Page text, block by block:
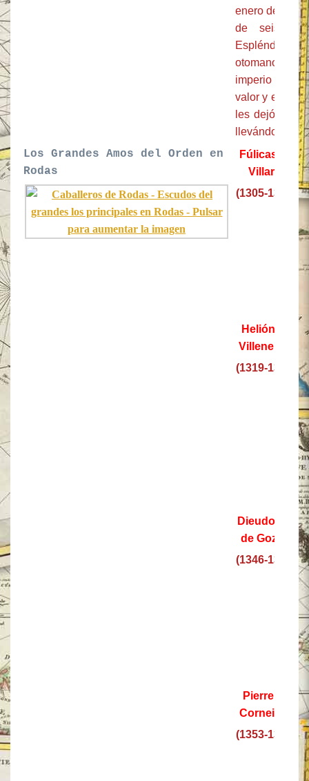
enero de
de seis
Espléndido
otomanos.
imperio
valor y el
les dejó a la
llevándose lo
Los Grandes Amos del Orden en
Rodas
Fúlicas de
Villaret
(1305-1319)
Helión de
Villeneuve
(1319-1346)
Dieudonné
de Gozon
(1346-1353)
Pierre de
Corneillan
(1353-1355)